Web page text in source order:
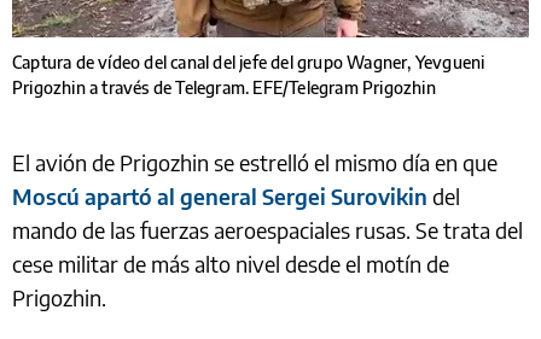
Captura de vídeo del canal del jefe del grupo Wagner, Yevgueni
Prigozhin a través de Telegram. EFE/Telegram Prigozhin
El avión de Prigozhin se estrelló el mismo día en que
Moscú apartó al general Sergei Surovikin del
mando de las fuerzas aeroespaciales rusas. Se trata del
cese militar de más alto nivel desde el motín de
Prigozhin.